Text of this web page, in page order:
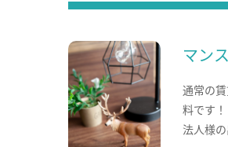
マン
通常の
料です！
法人様